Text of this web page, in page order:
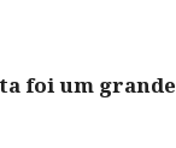
foi um grande